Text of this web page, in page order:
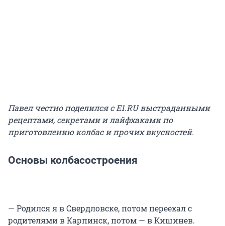
Павел честно поделился сE1.RU выстраданными
рецептами, секретами и лайфхаками по
приготовлению колбас и прочих вкусностей.
Основы колбасостроения
— Родился я в Свердловске, потом переехал с
родителями в Карпинск, потом — в Кишинев.